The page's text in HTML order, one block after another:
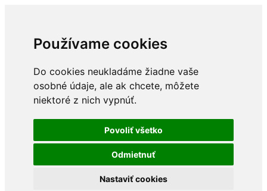
Používame cookies
Do cookies neukladáme žiadne vaše
osobné údaje, ale ak chcete, môžete
niektoré z nich vypnúť.
Povoliť všetko
Odmietnuť
Nastaviť cookies